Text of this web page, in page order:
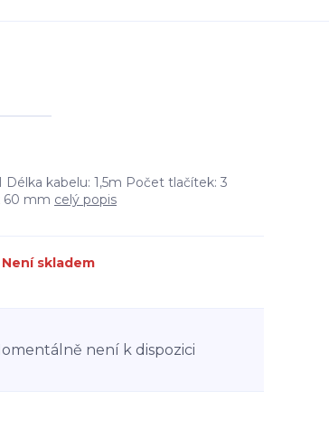
kabelu: 1,5m Počet tlačítek: 3
60 mm celý popis
Není skladem
není k dispozici